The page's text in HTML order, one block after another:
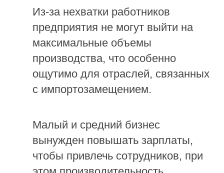
Из-за нехватки работников
предприятия не могут выйти на
максимальные объемы
производства, что особенно
ощутимо для отраслей, связанных
с импортозамещением.
Малый и средний бизнес
вынужден повышать зарплаты,
чтобы привлечь сотрудников, при